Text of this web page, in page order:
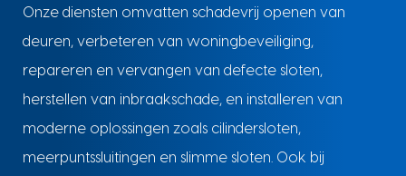
Onze diensten omvatten schadevrij openen van
deuren, verbeteren van woningbeveiliging,
repareren en vervangen van defecte sloten,
herstellen van inbraakschade, en installeren van
moderne oplossingen zoals cilindersloten,
meerpuntssluitingen en slimme sloten. Ook bij